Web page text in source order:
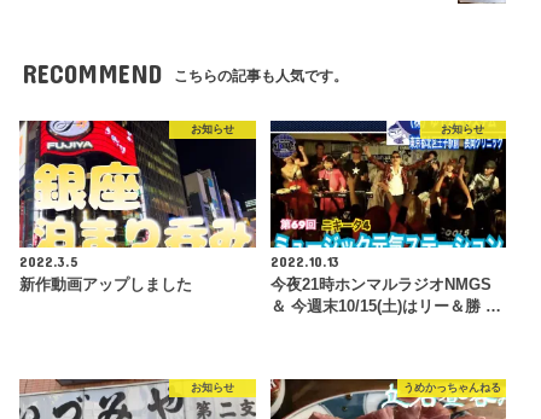
RECOMMEND こちらの記事も人気です。
お知らせ
2022.3.5
新作動画アップしました
お知らせ
2022.10.13
今夜21時ホンマルラジオNMGS
＆ 今週末10/15(土)はリー＆勝 …
お知らせ うめかっちゃんねる